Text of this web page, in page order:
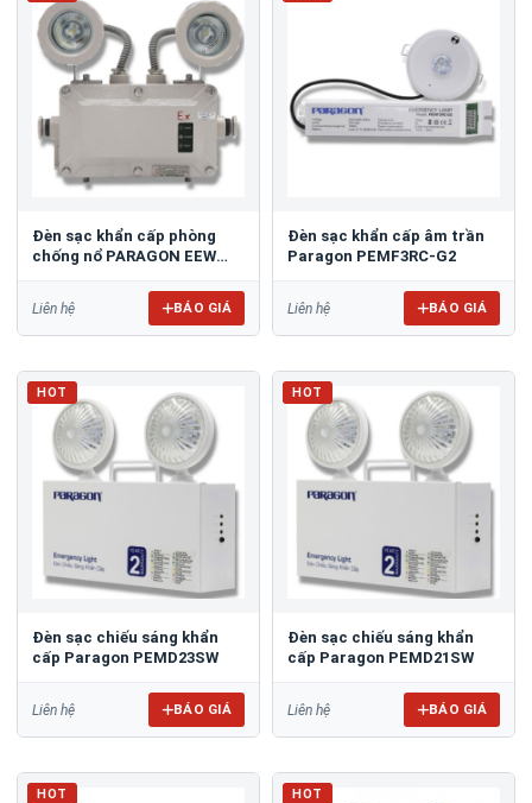
Đèn sạc khẩn cấp phòng
chống nổ PARAGON EEW
Liên hệ BÁO GIÁ
Đèn sạc khẩn cấp âm trần
Paragon PEMF3RC-G2
Liên hệ BÁO GIÁ
HOT
Đèn sạc chiếu sáng khẩn
cấp Paragon PEMD23SW
Liên hệ BÁO GIÁ
HOT
Đèn sạc chiếu sáng khẩn
cấp Paragon PEMD21SW
Liên hệ BÁO GIÁ
HOT HOT